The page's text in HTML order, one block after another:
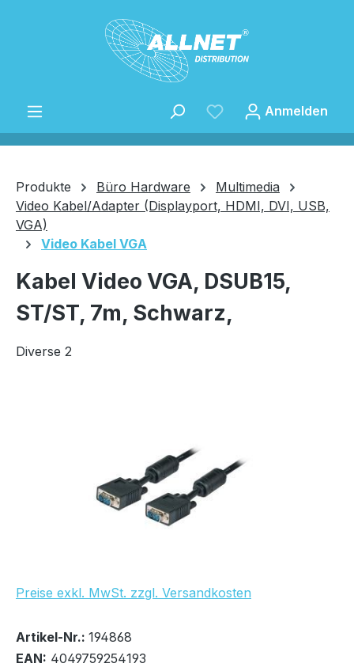
Zum Hauptinhalt springen
Anmelden
Produkte Büro Hardware
Multimedia
Video Kabel/Adapter (Displayport, HDMI, DVI, USB,
VGA)
Video Kabel VGA
Kabel Video VGA, DSUB15,
ST/ST, 7m, Schwarz,
Diverse 2
UVP Netto: 11,37 €
Preise exkl. MwSt. zzgl. Versandkosten
Bestand:0x
Nicht Lagernd
Artikel-Nr.: 194868
EAN: 4049759254193